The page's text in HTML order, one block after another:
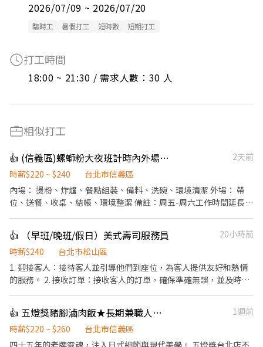
2026/07/09 ~ 2026/07/20
臨時工 暑假打工 短時數 短期打工
打工時間
18:00 ~ 21:30 / 需求人數：30 人
相似打工
👍 (信義區)螺螄粉大夜班計時內外場人員(時薪220-240元)
2天前
時薪$220 ~ $240
台北市信義區
內場： 燙粉、炸爐、餐點組裝、備料、洗碗、環境清潔 外場： 帶
位、送餐、收桌、結帳、環境整潔 備註：周五-周六工作時間延長至
👍 （早班/晚班/假日）美式壽司服務員
20小時前
時薪$240
台北市松山區
1. 迎接客人：接待客人並引導他們到座位，為客人提供友好和熱情
的服務。 2. 接收訂單：接收客人的訂單，確保準確無誤，並及時將
軟飲料、咖啡、茶等，保持飲品供應充足。 5. 送餐：將準備好的菜
品送到客人的桌上，保持食物的溫度和質量。 6. 處理客人需求：對
於客人的額外需求，如更換餐具、增加飲料等，快速且準確地回
👍 五燈獎豬腳滷肉飯★長期兼職人員【多門市擴大徵才中】
1週前
時薪$220 ~ $260
台北市信義區
​四十五年的老牌靈魂，注入日式細節與現代美學。 五燈獎台北店不